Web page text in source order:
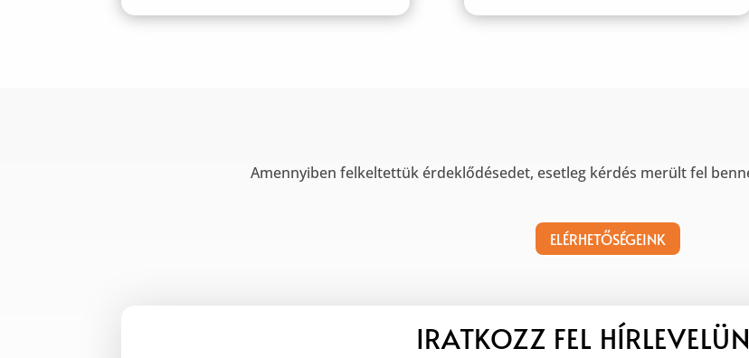
Amennyiben felkeltettük érdeklődésedet, esetleg kérdés merült fel
ELÉRHETŐSÉGEINK
IRATKOZZ FEL